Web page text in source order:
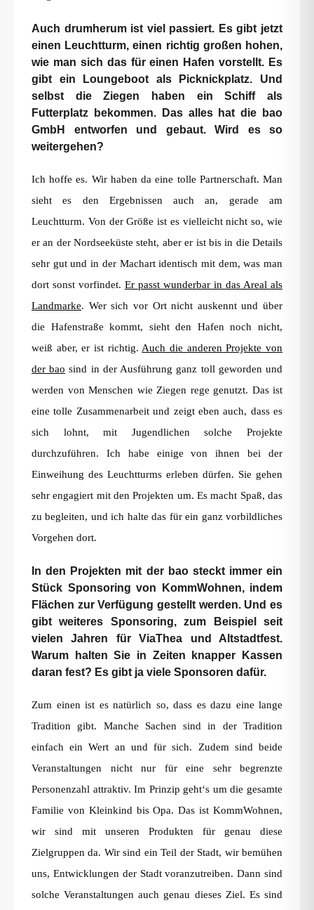
Auch drumherum ist viel passiert. Es gibt jetzt
einen Leuchtturm, einen richtig großen hohen,
wie man sich das für einen Hafen vorstellt. Es
gibt ein Loungeboot als Picknickplatz. Und
selbst die Ziegen haben ein Schiff als
Futterplatz bekommen. Das alles hat die bao
GmbH entworfen und gebaut. Wird es so
weitergehen?
Ich hoffe es. Wir haben da eine tolle Partnerschaft. Man
sieht es den Ergebnissen auch an, gerade am
Leuchtturm. Von der Größe ist es vielleicht nicht so, wie
er an der Nordseeküste steht, aber er ist bis in die Details
sehr gut und in der Machart identisch mit dem, was man
dort sonst vorfindet. Er passt wunderbar in das Areal als
Landmarke. Wer sich vor Ort nicht auskennt und über
die Hafenstraße kommt, sieht den Hafen noch nicht,
weiß aber, er ist richtig. Auch die anderen Projekte von
der bao sind in der Ausführung ganz toll geworden und
werden von Menschen wie Ziegen rege genutzt. Das ist
eine tolle Zusammenarbeit und zeigt eben auch, dass es
sich lohnt, mit Jugendlichen solche Projekte
durchzuführen. Ich habe einige von ihnen bei der
Einweihung des Leuchtturms erleben dürfen. Sie gehen
sehr engagiert mit den Projekten um. Es macht Spaß, das
zu begleiten, und ich halte das für ein ganz vorbildliches
Vorgehen dort.
In den Projekten mit der bao steckt immer ein
Stück Sponsoring von KommWohnen, indem
Flächen zur Verfügung gestellt werden. Und es
gibt weiteres Sponsoring, zum Beispiel seit
vielen Jahren für ViaThea und Altstadtfest.
Warum halten Sie in Zeiten knapper Kassen
daran fest? Es gibt ja viele Sponsoren dafür.
Zum einen ist es natürlich so, dass es dazu eine lange
Tradition gibt. Manche Sachen sind in der Tradition
einfach ein Wert an und für sich. Zudem sind beide
Veranstaltungen nicht nur für eine sehr begrenzte
Personenzahl attraktiv. Im Prinzip geht‘s um die gesamte
Familie von Kleinkind bis Opa. Das ist KommWohnen,
wir sind mit unseren Produkten für genau diese
Zielgruppen da. Wir sind ein Teil der Stadt, wir bemühen
uns, Entwicklungen der Stadt voranzutreiben. Dann sind
solche Veranstaltungen auch genau dieses Ziel. Es sind